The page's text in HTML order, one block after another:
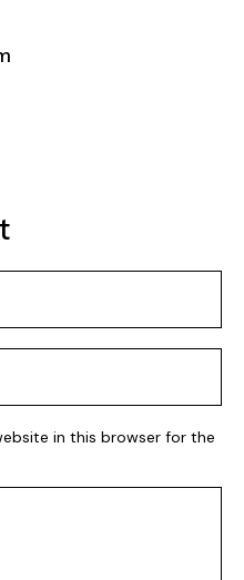
in this browser for the